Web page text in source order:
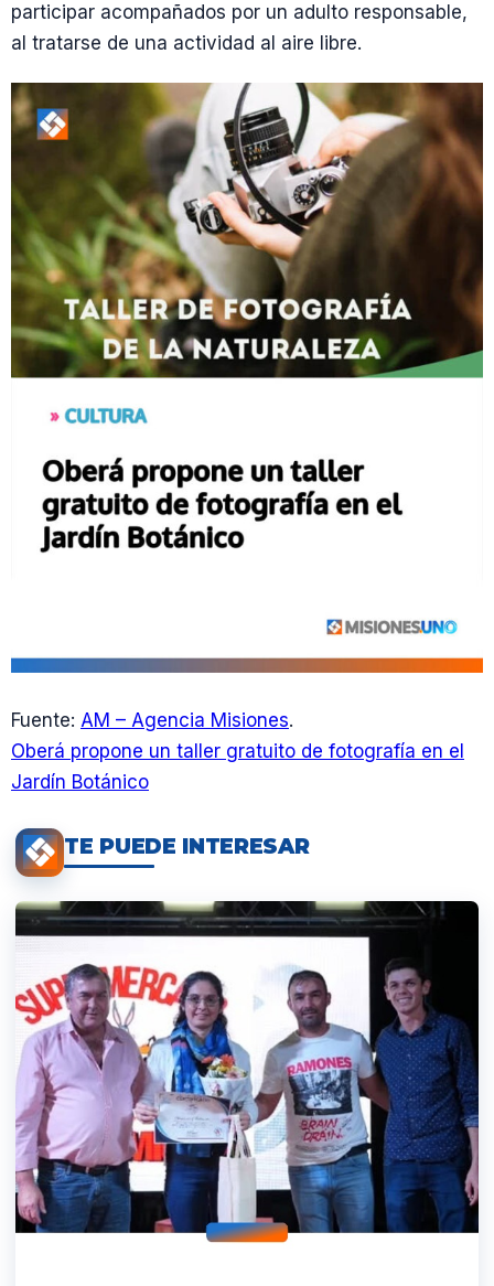
participar acompañados por un adulto responsable,
al tratarse de una actividad al aire libre.
Fuente: AM – Agencia Misiones.
Oberá propone un taller gratuito de fotografía en el
Jardín Botánico
TE PUEDE INTERESAR